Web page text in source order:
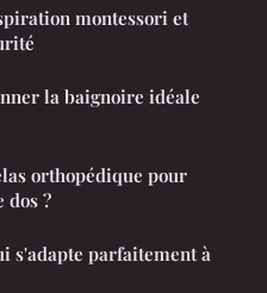
montessori et
la baignoire idéale
orthopédique pour
dos ?
s'adapte parfaitement à